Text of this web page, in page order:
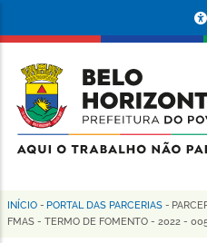
conteúdo
principal
da
Prefeitura
de
Horizonte
Trilha
INÍCIO - PORTAL DAS PARCERIAS -
FMAS - TERMO DE FOMENTO - 2022 -